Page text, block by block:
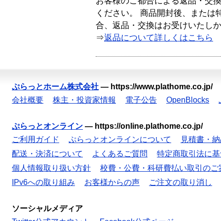
ください。 商品開封後、または
合、返品・交換はお受けいたし
⇒返品について詳しくはこちら
ぷらっとホーム株式会社 — https://www.plathome.co.jp/
会社概要
株主・投資家情報 電子公告 OpenBlocks
ぷらっとオンライン — https://online.plathome.co.jp/
ご利用ガイド
ぷらっとオンラインについて
見積書・
配送・決済について
よくあるご質問
特定商取引法に
個人情報取り扱い方針
校費・公費・科研費払い取引のご
IPv6への取り組み
お客様からの声 ご注文の取り消し
ソーシャルメディア